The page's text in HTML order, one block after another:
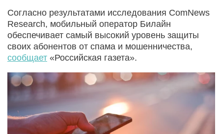
Согласно результатами исследования ComNews
Research, мобильный оператор Билайн
обеспечивает самый высокий уровень защиты
своих абонентов от спама и мошенничества,
сообщает «Российская газета».